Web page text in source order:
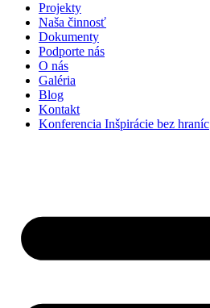
Projekty
Naša činnosť
Dokumenty
Podporte nás
O nás
Galéria
Blog
Kontakt
Konferencia Inšpirácie bez hraníc